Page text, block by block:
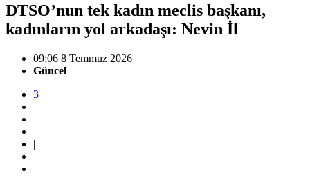
DTSO’nun tek kadın meclis başkanı,
kadınların yol arkadaşı: Nevin İl
09:06 8 Temmuz 2026
Güncel
3
|